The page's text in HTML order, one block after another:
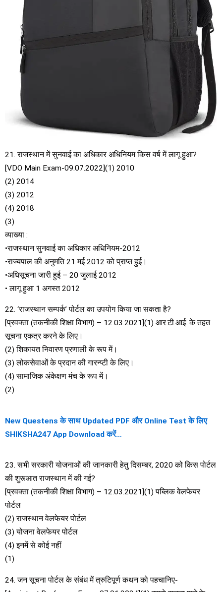
21. राजस्थान में सुनवाई का अधिकार अधिनियम किस वर्ष में लागू हुआ?
[VDO Main Exam-09.07.2022](1) 2010
(2) 2014
(3) 2012
(4) 2018
(3)
व्याख्या :
•राजस्थान सुनवाई का अधिकार अधिनियम-2012
•राज्यपाल की अनुमति 21 मई 2012 को प्राप्त हुई।
•अधिसूचना जारी हुई – 20 जुलाई 2012
• लागू हुआ 1 अगस्त 2012
22. ‘राजस्थान सम्पर्क’ पोर्टल का उपयोग किया जा सकता है?
[प्रवक्ता (तकनीकी शिक्षा विभाग) – 12.03.2021](1) आर.टी.आई. के तहत
सूचना एकत्र करने के लिए।
(2) शिकायत निवारण प्रणाली के रूप में।
(3) लोकसेवाओं के प्रदान की गारन्प्टी के लिए।
(4) सामाजिक अंकेक्षण मंच के रूप में।
(2)
New Questens के साथ Updated PDF और Online Test के लिए
SHIKSHA247 App Download करें…
23. सभी सरकारी योजनाओं की जानकारी हेतु दिसम्बर, 2020 को किस पोर्टल
की शुरूआत राजस्थान में की गई?
[प्रवक्ता (तकनीकी शिक्षा विभाग) – 12.03.2021](1) पब्लिक वेलफेयर
पोर्टल
(2) राजस्थान वेलफेयर पोर्टल
(3) योजना वेलफेयर पोर्टल
(4) इनमें से कोई नहीं
(1)
24. जन सूचना पोर्टल के संबंध में त्रुटिपूर्ण कथन को पहचानिए-